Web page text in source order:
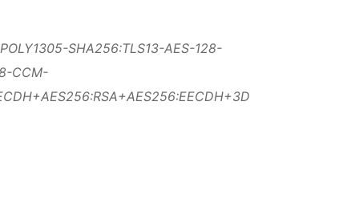
SHA256:TLS13-AES-128-
CCM-